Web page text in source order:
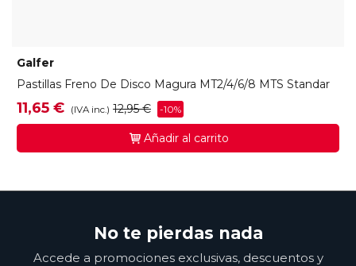
Galfer
Pastillas Freno De Disco Magura MT2/4/6/8 MTS Standar
11,65 € (IVA inc.) 12,95 € -10%
Añadir al carrito
No te pierdas nada
Accede a promociones exclusivas, descuentos y